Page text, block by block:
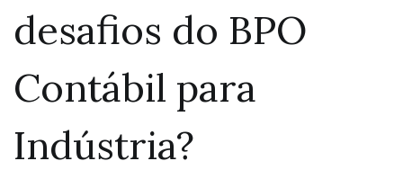
desafios do BPO
Contábil para
Indústria?